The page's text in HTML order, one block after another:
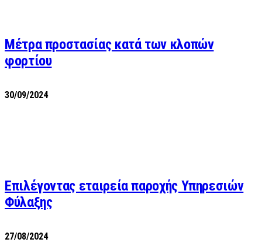
Μέτρα προστασίας κατά των κλοπών
φορτίου
30/09/2024
Επιλέγοντας εταιρεία παροχής Υπηρεσιών
Φύλαξης
27/08/2024